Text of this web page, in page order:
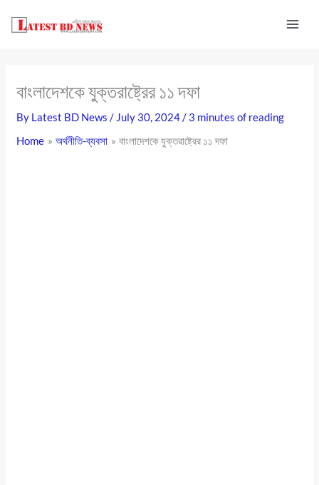
বাংলাদেশকে যুক্তরাষ্ট্রের ১১ দফা
By Latest BD News/ July 30, 2024/ 3 minutes of reading
Home
অর্থনীতি-ব্যবসা বাংলাদেশকে যুক্তরাষ্ট্রের ১১ দফা